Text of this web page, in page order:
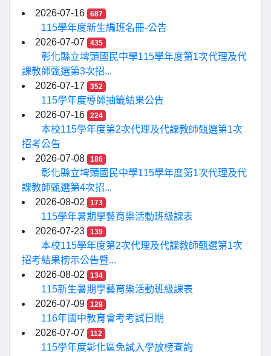
2026-07-16 687
115學年度新生編班名冊-公告
2026-07-07
435
彰化縣立埤頭國民中學115學年度第1次代理及代
課教師甄選第3次招...
2026-07-17
352
115學年度導師抽籤結果公告
2026-07-16
224
本校115學年度第2次代理及代課教師甄選第1次
招考公告
2026-07-08
186
彰化縣立埤頭國民中學115學年度第1次代理及代
課教師甄選第4次招...
2026-08-02
173
115學年暑期學藝育樂活動班級課表
2026-07-23
139
本校115學年度第2次代理及代課教師甄選第1次
招考結果榜示公告暨...
2026-08-02
134
115新生暑期學藝育樂活動班級課表
2026-07-09
128
116年國中教育會考考試日期
2026-07-07
112
115學年度彰化區免試入學放榜查詢